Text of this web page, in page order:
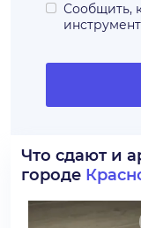
Сообщить,
инструмент
Что сдают и
городе